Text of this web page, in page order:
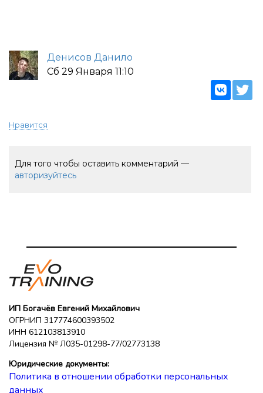
Денисов Данило
Сб 29 Января 11:10
Нравится
Для того чтобы оставить комментарий —
авторизуйтесь
ИП Богачёв Евгений Михайлович
ОГРНИП 317774600393502
ИНН 612103813910
Лицензия № Л035-01298-77/02773138
Юридические документы:
Политика в отношении обработки персональных
данных